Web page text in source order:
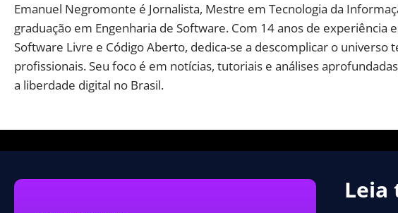
Emanuel Negromonte é Jornalista, Mestre em Tecnologia da
graduação em Engenharia de Software. Com 14 anos de experiência
Software Livre e Código Aberto, dedica-se a descomplicar o universo
profissionais. Seu foco é em notícias, tutoriais e análises
a liberdade digital no Brasil.
Leia